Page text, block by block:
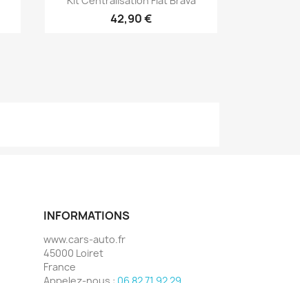
42,90 €
INFORMATIONS
www.cars-auto.fr
45000 Loiret
France